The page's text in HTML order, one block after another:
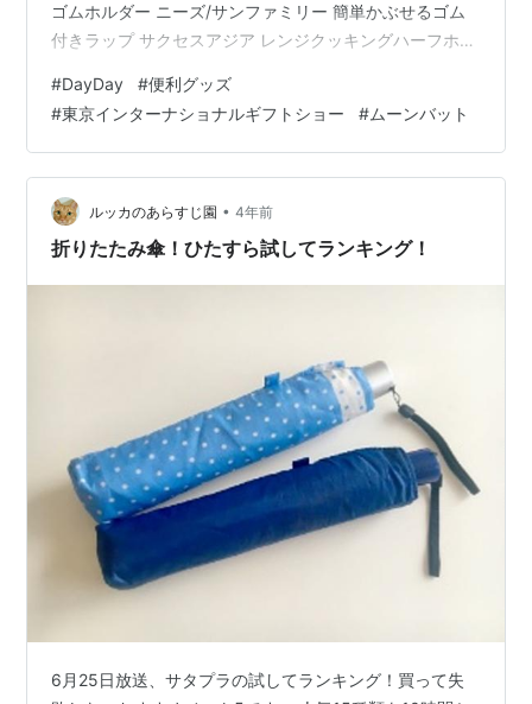
ゴムホルダー ニーズ/サンファミリー 簡単かぶせるゴム
付きラップ サクセスアジア レンジクッキングハーフホッ
る」 ドリテック ペットボトルでも使えるカップウォーマ
ー ナイトレインボー アイマスク付もちもちピロー
Relaxeazzz アルファージョイ MAGIC STAND CUP(マジ
ックスタンドカップ) ムーンバット kowaza（コワザ）
便利グッズ ビッテ トリの巣 輪…
#DayDay #便利グッズ
#東京インターナショナルギフトショー #ムーンバット
ルッカのあらすじ園 • 4年前
折りたたみ傘！ひたすら試してランキング！
6月25日放送、サタプラの試してランキング！買って失